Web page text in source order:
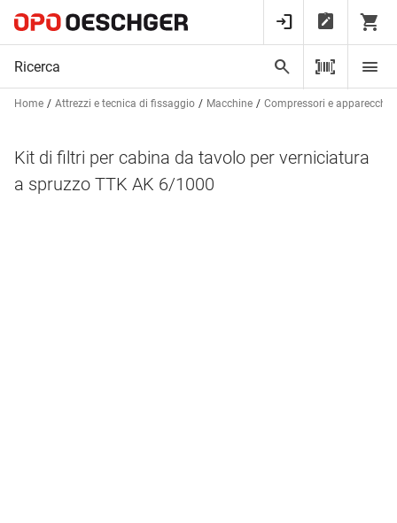
Home Attrezzi e tecnica di fissaggio Macchine Compressori e apparecchi
Kit di filtri per cabina da tavolo per verniciatura
a spruzzo TTK AK 6/1000